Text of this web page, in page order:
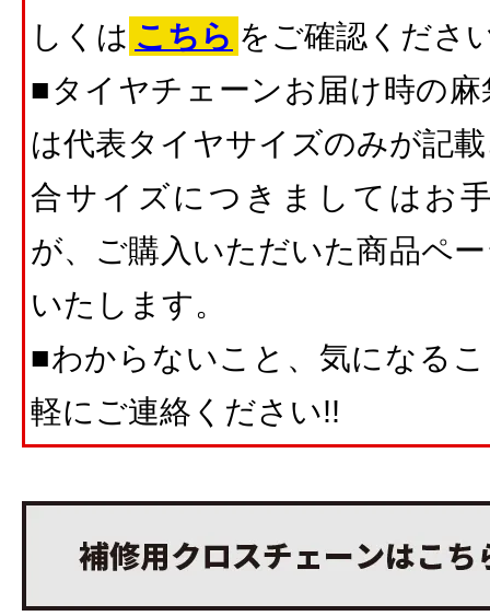
しくは こちら をご確認くださ
■タイヤチェーンお届け時の
は代表タイヤサイズのみが記
合サイズにつきましてはお
が、ご購入いただいた商品ペ
いたします。
■わからないこと、気になる
軽にご連絡ください!!